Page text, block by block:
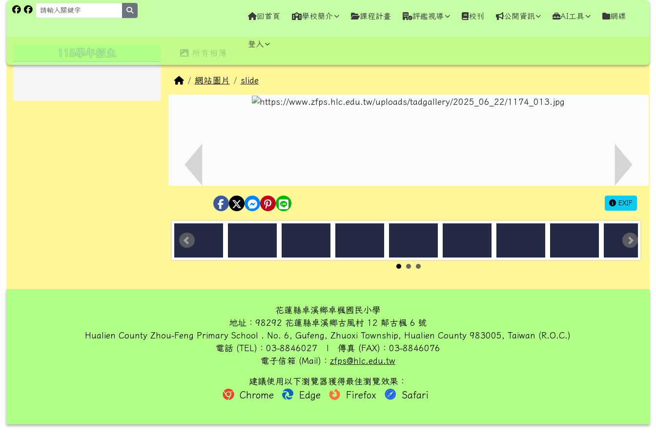
跳至主內容區
花蓮縣卓溪鄉卓楓國民小學全球資訊網
回首頁 學校簡介 課程計畫 評鑑視導 校刊 公開資訊 AI工具 網碟
登入
左邊區域內容
115學年招生 主內容區域
所有相簿
回首頁
網站圖片 slide
EXIF
頁尾區域
花蓮縣卓溪鄉卓楓國民小學
地址：98292 花蓮縣卓溪鄉古風村 12 鄰古楓 6 號
Hualien County Zhou-Feng Primary School . No. 6, Gufeng, Zhuoxi Township, Hualien County 983005, Taiwan (R.O.C.)
電話 (TEL)：03-8846027 | 傳真 (FAX)：03-8846076
電子信箱 (Mail)： zfps@hlc.edu.tw
建議使用以下瀏覽器獲得最佳瀏覽效果：
Chrome Edge Firefox Safari